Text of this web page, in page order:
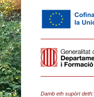
Damb eth supòrt deth: